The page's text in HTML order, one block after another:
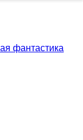
фантастика